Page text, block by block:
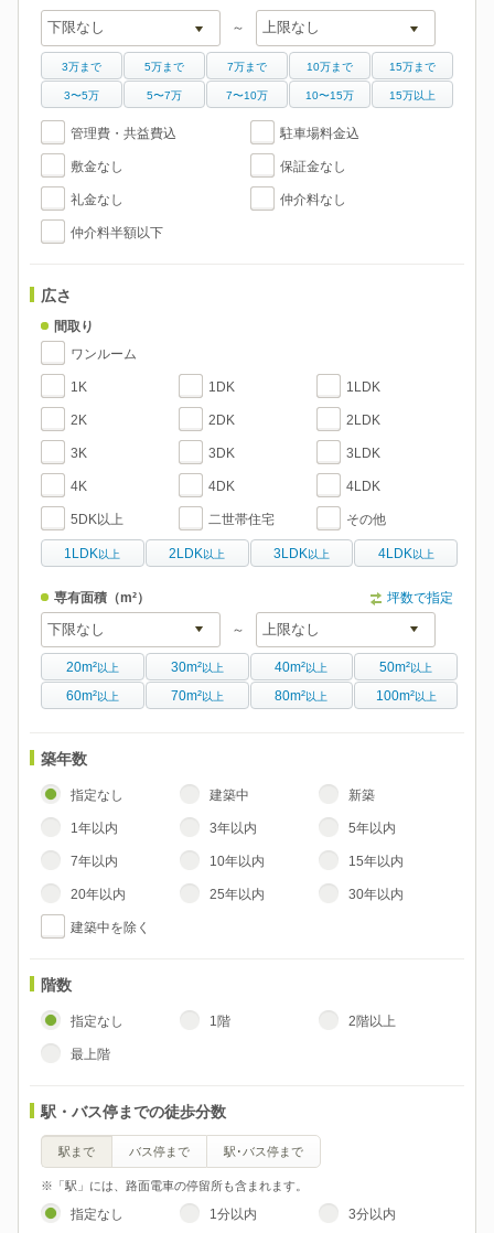
～
3万まで 5万まで 7万まで 10万まで 15万まで
3〜5万 5〜7万 7〜10万 10〜15万 15万以上
管理費・共益費込 駐車場料金込
敷金なし 保証金なし
礼金なし 仲介料なし
仲介料半額以下
広さ
間取り
ワンルーム
1K 1DK 1LDK
2K 2DK 2LDK
3K 3DK 3LDK
4K 4DK 4LDK
5DK以上 二世帯住宅 その他
1LDK 以上 2LDK 以上 3LDK 以上 4LDK 以上
専有面積（m²） 坪数で指定
～
20m²以上 30m²以上 40m²以上 50m²以上
60m²以上 70m²以上 80m²以上 100m²以上
築年数
指定なし 建築中 新築
1年以内 3年以内 5年以内
7年以内 10年以内 15年以内
20年以内 25年以内 30年以内
建築中を除く
階数
指定なし 1階 2階以上
最上階
駅・バス停までの徒歩分数
駅まで バス停まで 駅･バス停まで
指定なし 1分以内 3分以内
※「駅」には、路面電車の停留所も含まれます。